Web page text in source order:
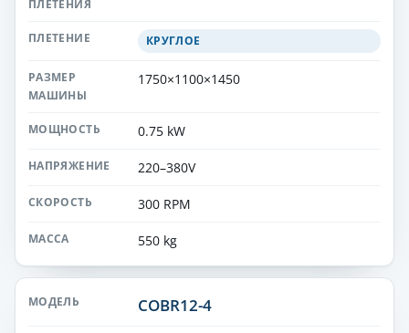
КРУГЛОЕ
1750×1100×1450
0.75 kW
220–380V
300 RPM
550 kg
COBR12-4